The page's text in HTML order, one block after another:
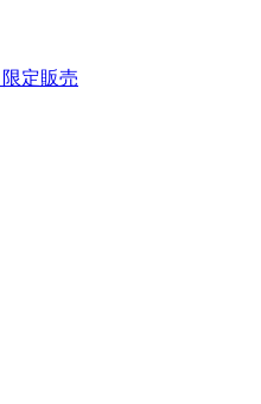
限定販売